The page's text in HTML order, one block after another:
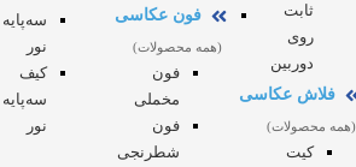
ثابت
روی
دوربین
فلاش عکاسی
(همه محصولات)
کیت
فون عکاسی
(همه محصولات)
فون
مخملی
فون
شطرنجی
سه‌پایه
نور
کیف
سه‌پایه
نور